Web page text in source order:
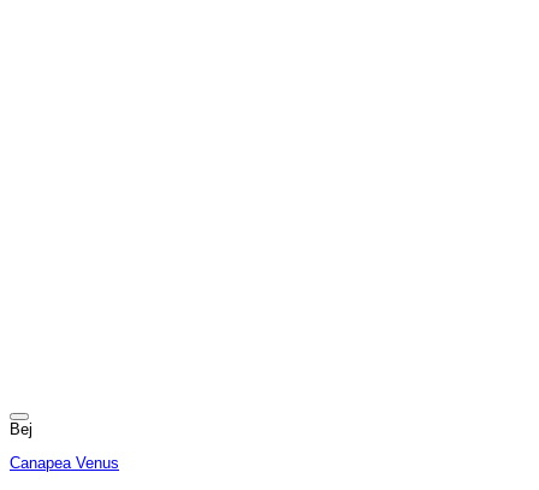
Bej
Canapea Venus